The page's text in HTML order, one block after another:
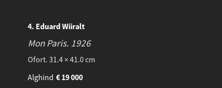
4. Eduard Wiiralt
Mon Paris. 1926
Ofort. 31.4 × 41.0 cm
Alghind
19 000
€